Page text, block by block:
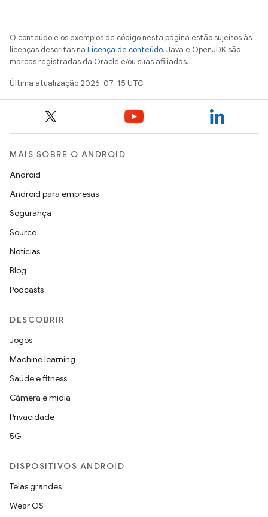
O conteúdo e os exemplos de código nesta página estão sujeitos às
licenças descritas na Licença de conteúdo. Java e OpenJDK são
marcas registradas da Oracle e/ou suas afiliadas.
Última atualização 2026-07-15 UTC.
MAIS SOBRE O ANDROID
Android
Android para empresas
Segurança
Source
Notícias
Blog
Podcasts
DESCOBRIR
Jogos
Machine learning
Saúde e fitness
Câmera e mídia
Privacidade
5G
DISPOSITIVOS ANDROID
Telas grandes
Wear OS